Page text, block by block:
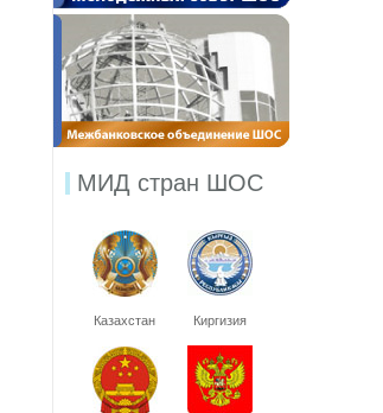
МИД стран ШОС
Казахстан Киргизия